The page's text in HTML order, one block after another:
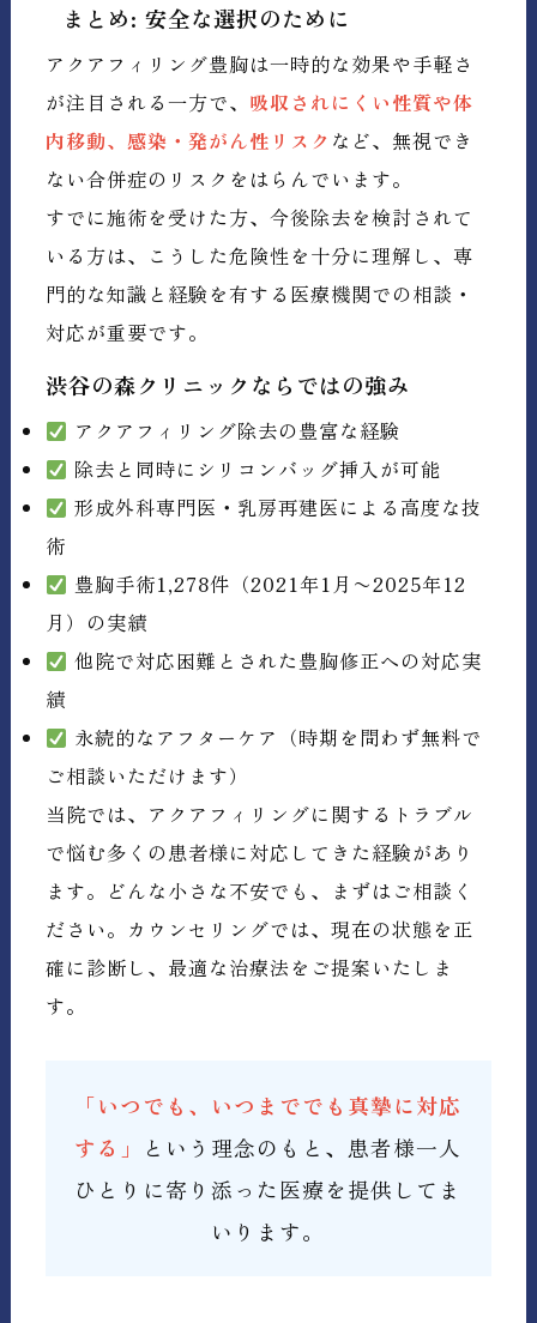
まとめ: 安全な選択のために
アクアフィリング豊胸は一時的な効果や手軽さ
が注目される一方で、 吸収されにくい性質や体
内移動、感染・発がん性リスク など、無視でき
ない合併症のリスクをはらんでいます。
すでに施術を受けた方、今後除去を検討されて
いる方は、こうした危険性を十分に理解し、専
門的な知識と経験を有する医療機関での相談・
対応が重要です。
渋谷の森クリニックならではの強み
アクアフィリング除去の豊富な経験
除去と同時にシリコンバッグ挿入が可能
形成外科専門医・乳房再建医による高度な技
術
豊胸手術1,278件（2021年1月〜2025年12
月）の実績
他院で対応困難とされた豊胸修正への対応実
績
永続的なアフターケア（時期を問わず無料で
ご相談いただけます）
当院では、アクアフィリングに関するトラブル
で悩む多くの患者様に対応してきた経験があり
ます。どんな小さな不安でも、まずはご相談く
ださい。カウンセリングでは、現在の状態を正
確に診断し、最適な治療法をご提案いたしま
す。
「いつでも、いつまででも真摯に対応
する」
という理念のもと、患者様一人
ひとりに寄り添った医療を提供してま
いります。